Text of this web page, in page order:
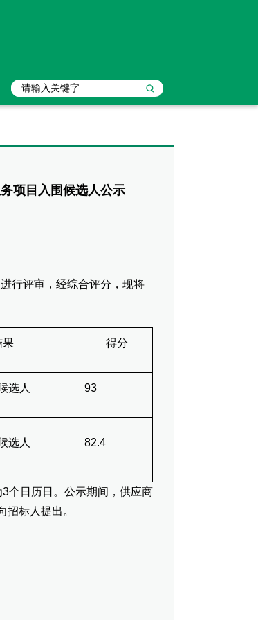
项目入围候选人公示
行评审，经综合评分，现将
得分
人 93
人 82.4
日历日。公示期间，供应商
招标人提出。